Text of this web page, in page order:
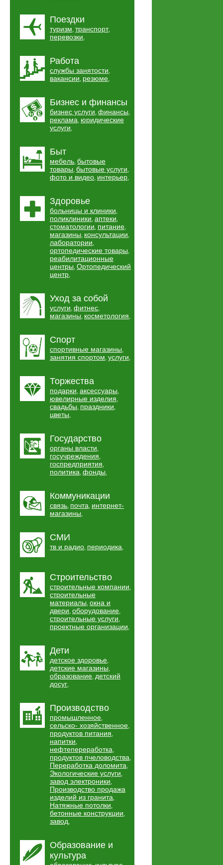
Поездки
туризм, транспорт,
перевозки,
Работа
службы занятости,
вакансии, резюме,
Бизнес и финансы
бизнес услуги, финансы,
реклама, юридические
услуги,
Быт
мебель, бытовые
товары, бытовые услуги,
фото и видео, интерьер,
Здоровье
больницы и клиники,
поликлиники, аптеки,
стоматологии, питание,
магазины, консультации,
лаборатории,
ортопедические товары,
реабилитационные
центры, Ортопедический
центр,
Уход за собой
услуги, фитнес,
магазины, косметология,
Спорт
спортивные магазины,
занятия спортом, услуги,
Торжества
подарки, аксессуары,
ювелирные изделия,
свадьбы, праздники,
цветы,
Государство
органы власти,
госучреждения,
госпредприятия,
политика, фонды,
Коммуникации
связь, почта, интернет-
магазины,
СМИ
тв и радио, периодика,
Строительство
строительные компании,
строительные
материалы, окна и
двери, оборудование,
строительные услуги,
проектные организации,
Дети
детское здоровье,
детские магазины,
образование, детский
досуг,
Производство
промышленное,
сельско- хозяйственное,
продуктов питания,
напитки,
нефтепереработка,
продуктов пчеловодства,
Переработка доломита,
Экологические услуги,
завод электроники,
Производство продажа
изделий из гранита,
Натяжные потолки,
бетонные конструкции,
завод,
Образование и
культура